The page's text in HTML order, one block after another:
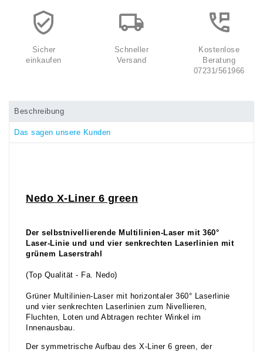
Sicher
einkaufen
Schneller
Versand
Kostenlose
Beratung
07231/561966
Beschreibung
Das sagen unsere Kunden
Nedo X-Liner 6 green
Der selbstnivellierende Multilinien-Laser mit 360°
Laser-Linie und und vier senkrechten Laserlinien mit
grünem Laserstrahl
(Top Qualität - Fa. Nedo)
Grüner Multilinien-Laser mit horizontaler 360° Laserlinie
und vier senkrechten Laserlinien zum Nivellieren,
Fluchten, Loten und Abtragen rechter Winkel im
Innenausbau.
Der symmetrische Aufbau des X-Liner 6 green, der